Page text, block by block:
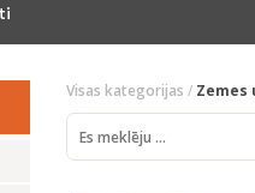
Visas kategorijas / Zemes